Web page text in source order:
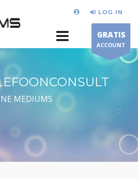
LOG IN
GRATIS
ACCOUNT
MEDIUMS